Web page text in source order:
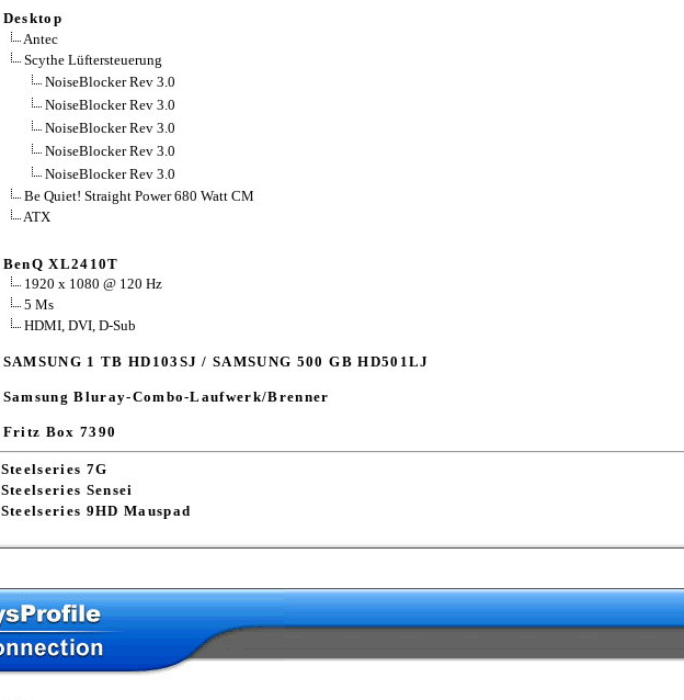
Desktop
Antec
Scythe Lüftersteuerung
NoiseBlocker Rev 3.0
NoiseBlocker Rev 3.0
NoiseBlocker Rev 3.0
NoiseBlocker Rev 3.0
NoiseBlocker Rev 3.0
Be Quiet! Straight Power 680 Watt CM
ATX
BenQ XL2410T
1920 x 1080 @ 120 Hz
5 Ms
HDMI, DVI, D-Sub
SAMSUNG 1 TB HD103SJ / SAMSUNG 500 GB HD501LJ
Samsung Bluray-Combo-Laufwerk/Brenner
Fritz Box 7390
Steelseries 7G
Steelseries Sensei
Steelseries 9HD Mauspad